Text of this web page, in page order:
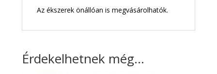
Az ékszerek önállóan is megvásárolhatók.
Érdekelhetnek még…